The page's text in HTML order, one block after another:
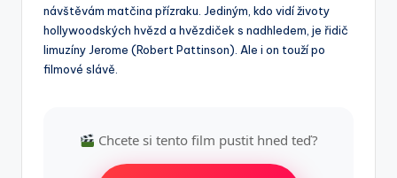
návštěvám matčina přízraku. Jediným, kdo vidí životy
hollywoodských hvězd a hvězdiček s nadhledem, je řidič
limuzíny Jerome (Robert Pattinson). Ale i on touží po
filmové slávě.
Chcete si tento film pustit hned teď?